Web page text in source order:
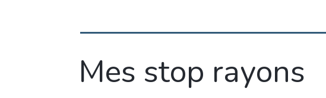
Mes stop rayons